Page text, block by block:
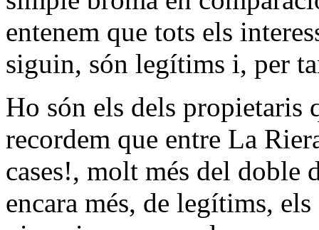
entenem que tots els
siguin, són legítims i, per
Ho són els dels
recordem que entre La
cases!, molt més del doble
encara més, de legítims,